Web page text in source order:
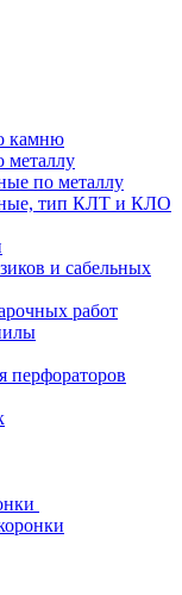
камню
металлу
по металлу
тип КЛТ и КЛО
и сабельных
работ
перфораторов